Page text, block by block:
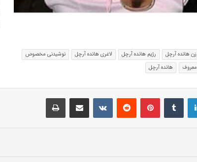
هانده آرچل رژیم هانده آرچل لاغری هانده آرچل
نوشیدنی مخصوص
هانده آرچل
لینکداینتامبلر پینتریستReddit
VKontakteاشتراک گذاری با ایمیل چاپ